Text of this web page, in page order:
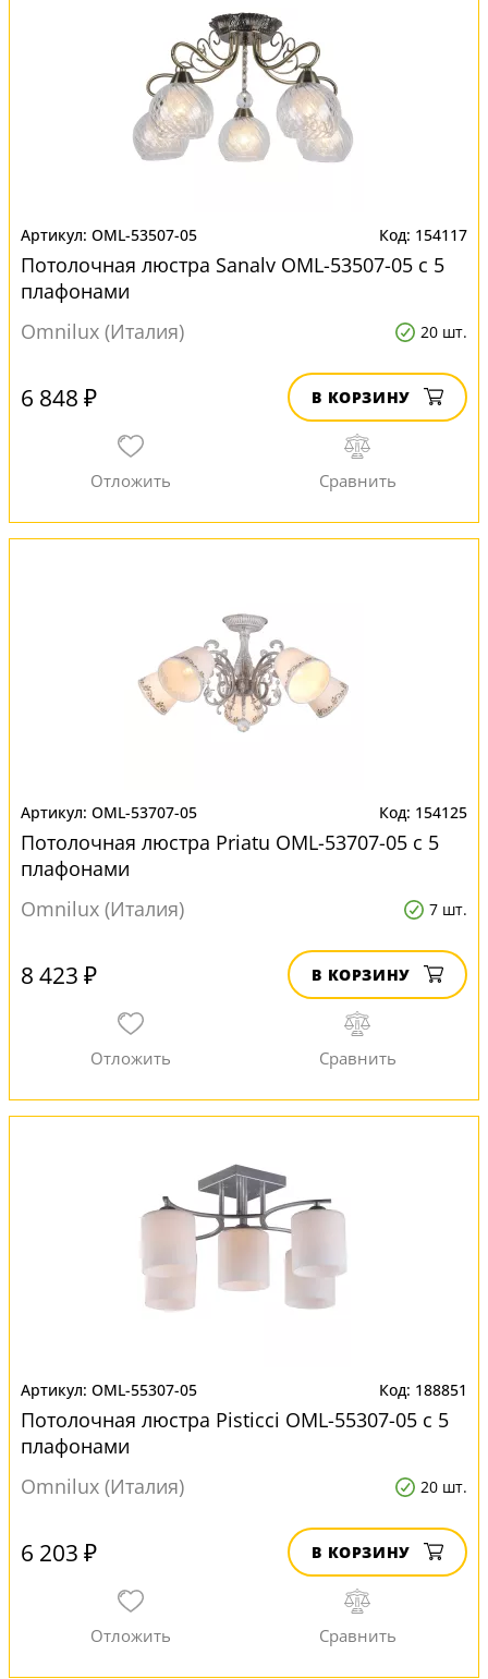
OML-53507-05 154117
Потолочная люстра Sanalv OML-53507-05 с 5
плафонами
Omnilux (Италия)
20 шт.
6 848 ₽ В КОРЗИНУ
OML-53707-05 154125
Потолочная люстра Priatu OML-53707-05 с 5
плафонами
Omnilux (Италия)
7 шт.
8 423 ₽ В КОРЗИНУ
OML-55307-05 188851
Потолочная люстра Pisticci OML-55307-05 с 5
плафонами
Omnilux (Италия)
20 шт.
6 203 ₽ В КОРЗИНУ